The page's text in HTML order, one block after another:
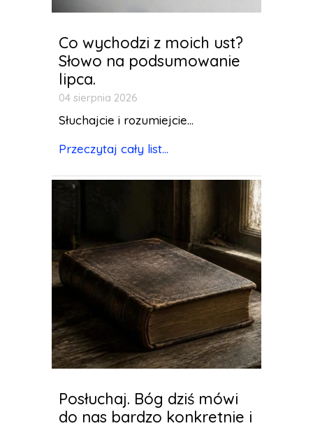
Co wychodzi z moich ust?
Słowo na podsumowanie
lipca.
04 sierpnia 2026
Słuchajcie i rozumiejcie...
Przeczytaj cały list...
Posłuchaj. Bóg dziś mówi
do nas bardzo konkretnie i